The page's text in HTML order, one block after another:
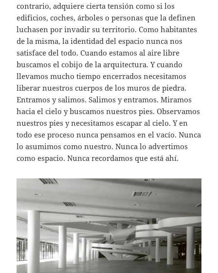
contrario, adquiere cierta tensión como si los
edificios, coches, árboles o personas que la definen
luchasen por invadir su territorio. Como habitantes
de la misma, la identidad del espacio nunca nos
satisface del todo. Cuando estamos al aire libre
buscamos el cobijo de la arquitectura. Y cuando
llevamos mucho tiempo encerrados necesitamos
liberar nuestros cuerpos de los muros de piedra.
Entramos y salimos. Salimos y entramos. Miramos
hacia el cielo y buscamos nuestros pies. Observamos
nuestros pies y necesitamos escapar al cielo. Y en
todo ese proceso nunca pensamos en el vacío. Nunca
lo asumimos como nuestro. Nunca lo advertimos
como espacio. Nunca recordamos que está ahí.